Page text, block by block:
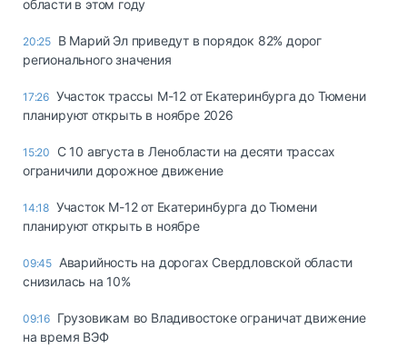
области в этом году
20:25 В Марий Эл приведут в порядок 82% дорог
регионального значения
17:26 Участок трассы М-12 от Екатеринбурга до Тюмени
планируют открыть в ноябре 2026
15:20
С 10 августа в Ленобласти на десяти трассах
ограничили дорожное движение
14:18 Участок М-12 от Екатеринбурга до Тюмени
планируют открыть в ноябре
09:45 Аварийность на дорогах Свердловской области
снизилась на 10%
09:16 Грузовикам во Владивостоке ограничат движение
на время ВЭФ